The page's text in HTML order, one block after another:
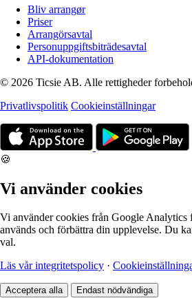
Bliv arrangør
Priser
Arrangörsavtal
Personuppgiftsbiträdesavtal
API-dokumentation
© 2026 Ticsie AB. Alle rettigheder
Privatlivspolitik Cookieinställningar
🍪
Vi använder cookies
Vi använder cookies från Google Analytics
används och förbättra din upplevelse. Du
val.
Läs vår integritetspolicy ·
Acceptera alla Endast nödvändiga